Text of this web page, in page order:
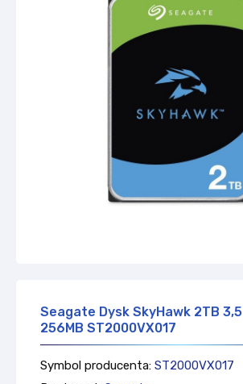
Seagate Dysk SkyHawk 2TB 3,5
256MB ST2000VX017
Symbol producenta: ST2000VX017